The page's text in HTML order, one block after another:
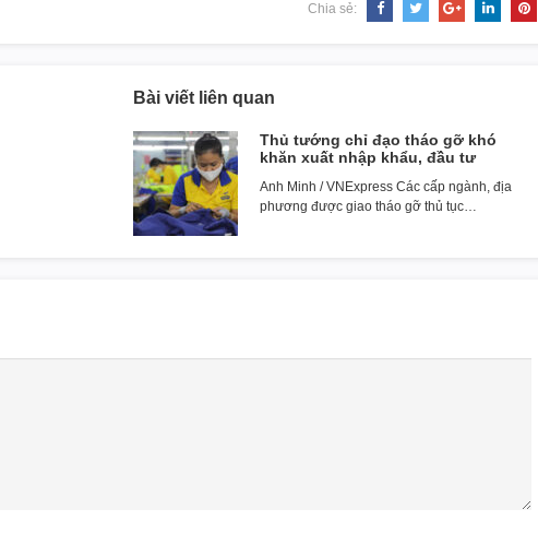
Chia sẻ:
Bài viết liên quan
Thủ tướng chỉ đạo tháo gỡ khó
khăn xuất nhập khẩu, đầu tư
Anh Minh / VNExpress Các cấp ngành, địa
phương được giao tháo gỡ thủ tục…